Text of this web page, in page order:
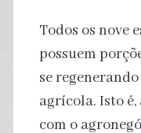
Todos os nove
possuem
se
agrícola. Isto
com o